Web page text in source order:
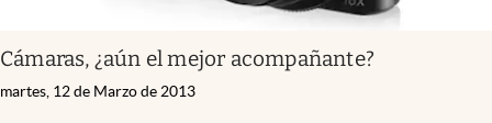
Cámaras, ¿aún el mejor acompañante?
martes, 12 de Marzo de 2013